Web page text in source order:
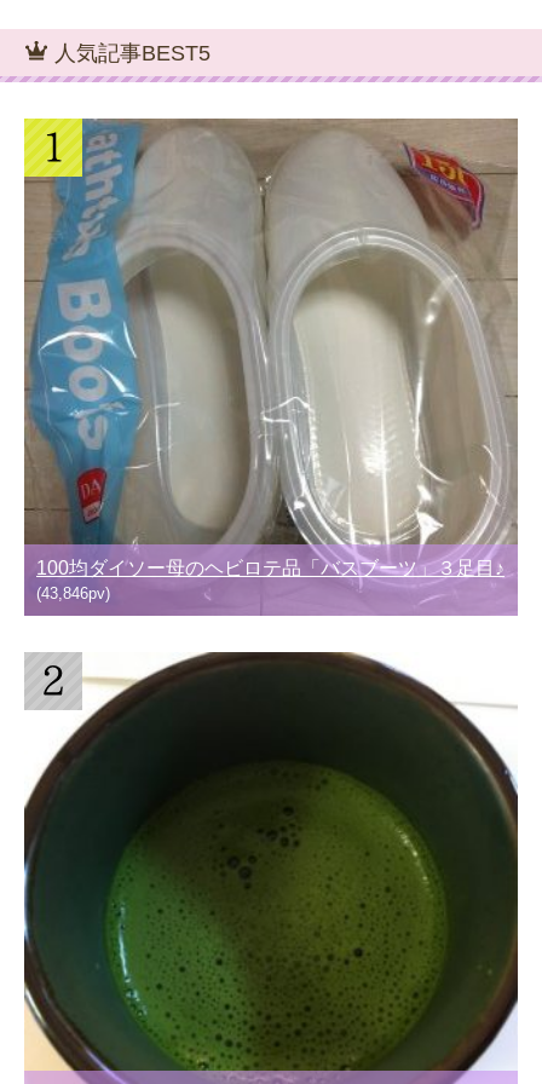
人気記事BEST5
100均ダイソー母のヘビロテ品「バスブーツ」３足目♪
(43,846pv)